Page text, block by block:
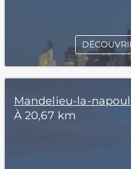
Mandelieu-la-
À 20,67 km